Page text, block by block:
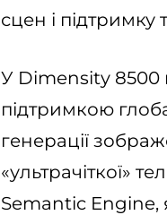
сцен і підтримку
У Dimensity 8500
підтримкою
генерації
«ультрачіткої»
Semantic Engine,